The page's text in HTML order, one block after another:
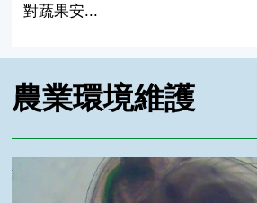
對蔬果安...
農業環境維護
農藥對水生生物之影響